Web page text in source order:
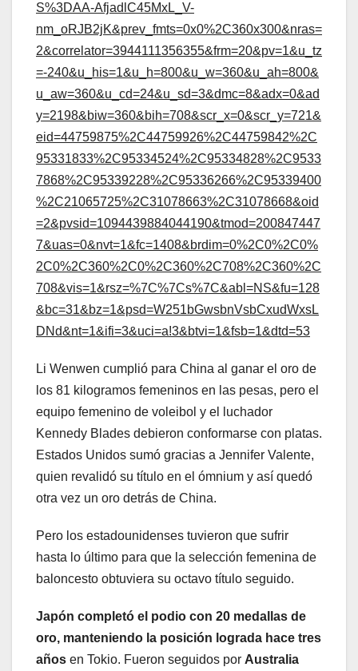
S%3DAA-AfjadlC45MxL_V-
nm_oRJB2jK&prev_fmts=0x0%2C360x300&nras=
2&correlator=3944111356355&frm=20&pv=1&u_tz
=-240&u_his=1&u_h=800&u_w=360&u_ah=800&
u_aw=360&u_cd=24&u_sd=3&dmc=8&adx=0&ad
y=2198&biw=360&bih=708&scr_x=0&scr_y=721&
eid=44759875%2C44759926%2C44759842%2C
95331833%2C95334524%2C95334828%2C9533
7868%2C95339228%2C95336266%2C95339400
%2C21065725%2C31078663%2C31078668&oid
=2&pvsid=1094439884044190&tmod=200847447
7&uas=0&nvt=1&fc=1408&brdim=0%2C0%2C0%
2C0%2C360%2C0%2C360%2C708%2C360%2C
708&vis=1&rsz=%7C%7Cs%7C&abl=NS&fu=128
&bc=31&bz=1&psd=W251bGwsbnVsbCxudWxsL
DNd&nt=1&ifi=3&uci=a!3&btvi=1&fsb=1&dtd=53
Li Wenwen cumplió para China al ganar el oro de
los 81 kilogramos femeninos en las pesas, pero el
equipo femenino de voleibol y el luchador
Kennedy Blades debieron conformarse con platas.
Estados Unidos sumó gracias a Jennifer Valente,
quien revalidó su título en el ómnium y así quedó
otra vez un oro detrás de China.
Pero los estadounidenses tuvieron que sufrir
hasta lo último para que la selección femenina de
baloncesto obtuviera su octavo título seguido.
Japón completó el podio con 20 medallas de
oro, manteniendo la posición lograda hace tres
años en Tokio. Fueron seguidos por Australia